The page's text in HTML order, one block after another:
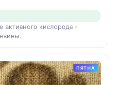
активного кислорода -
ПЯТНА